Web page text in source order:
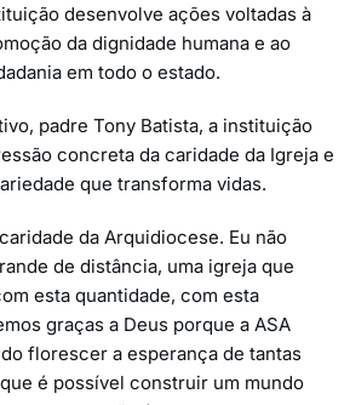
desenvolve ações voltadas à
da dignidade humana e ao
em todo o estado.
padre Tony Batista, a instituição
concreta da caridade da Igreja e
que transforma vidas.
da Arquidiocese. Eu não
de distância, uma igreja que
esta quantidade, com esta
graças a Deus porque a ASA
florescer a esperança de tantas
é possível construir um mundo